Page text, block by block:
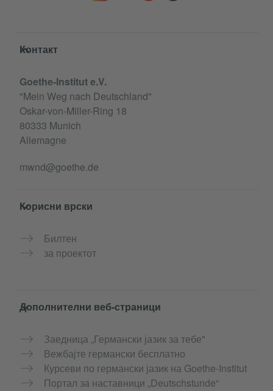
Service- und Informationsbereich
Контакт
Goethe-Institut e.V.
"Mein Weg nach Deutschland"
Oskar-von-Miller-Ring 18
80333 Munich
Allemagne
mwnd@goethe.de
Корисни врски
Билтен
за проектот
Дополнителни веб-страници
Заедница „Германски јазик за тебе"
Вежбајте германски бесплатно
Курсеви по германски јазик на Goethe-Institut
Портал за наставници „Deutschstunde“